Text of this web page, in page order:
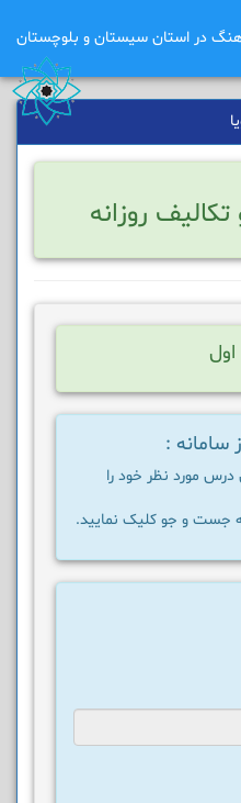
در استان سیستان و بلوچستان
روزانه
سامانه :
درس مورد نظر خود را
جست و جو کلیک نمایید.